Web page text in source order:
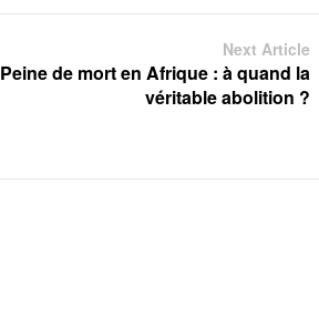
Next Article
Peine de mort en Afrique : à quand la
véritable abolition ?